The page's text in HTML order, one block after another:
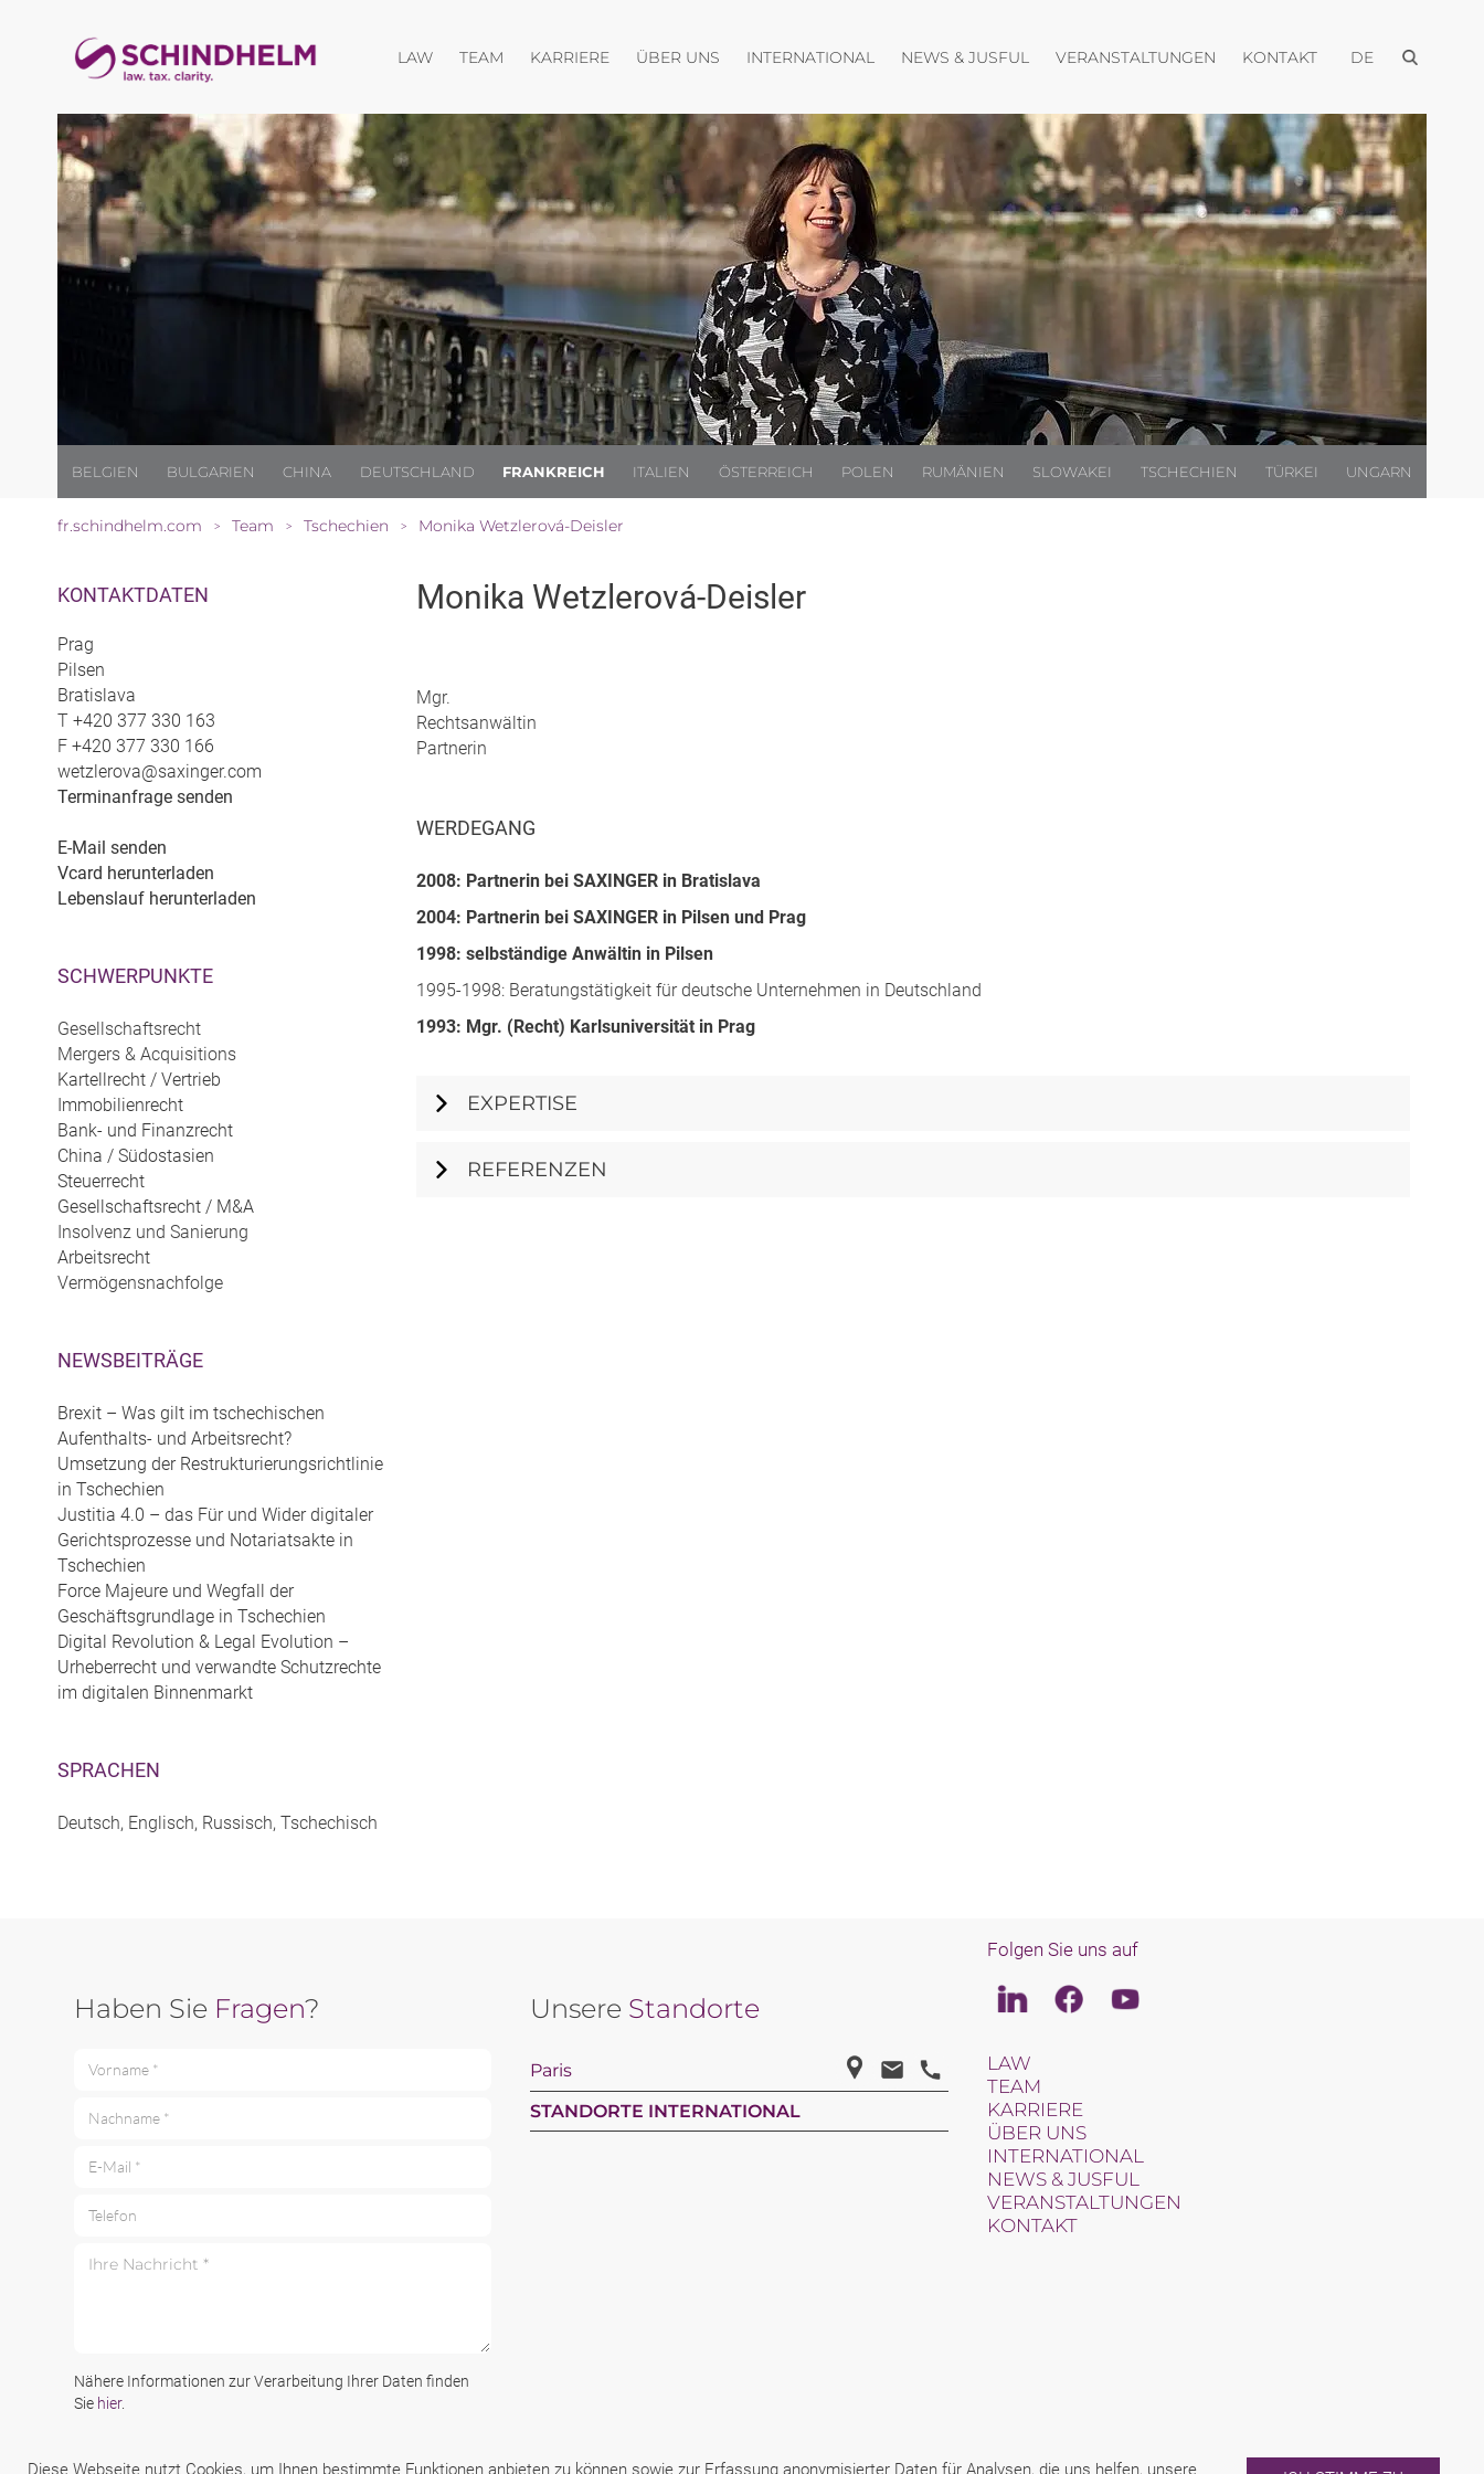
Diese Webseite nutzt Cookies, um Ihnen bestimmte Funktionen anbieten zu können sowie zur Erfassung anonymisierter Daten für Analysen, die uns helfen, unsere
LAWMenü öffnen
TEAM KARRIEREMenü öffnen
ÜBER UNS Menü öffnen
INTERNATIONAL Menü öffnen
NEWS & JUSFUL Menü öffnen
VERANSTALTUNGEN Menü öffnen
KONTAKTMenü öffnen
DE Menü öffnen
BELGIEN BULGARIEN CHINA DEUTSCHLAND FRANKREICH ITALIEN ÖSTERREICH POLEN RUMÄNIEN SLOWAKEI TSCHECHIEN TÜRKEI UNGARN
fr.schindhelm.com > Team > Tschechien > Monika Wetzlerová-Deisler
KONTAKTDATEN
Prag
Pilsen
Bratislava
T +420 377 330 163
F +420 377 330 166
wetzlerova@saxinger.com
Terminanfrage senden
E-Mail senden
Vcard herunterladen
Lebenslauf herunterladen
SCHWERPUNKTE
Gesellschaftsrecht
Mergers & Acquisitions
Kartellrecht / Vertrieb
Immobilienrecht
Bank- und Finanzrecht
China / Südostasien
Steuerrecht
Gesellschaftsrecht / M&A
Insolvenz und Sanierung
Arbeitsrecht
Vermögensnachfolge
NEWSBEITRÄGE
Brexit – Was gilt im tschechischen
Aufenthalts- und Arbeitsrecht?
Umsetzung der Restrukturierungsrichtlinie
in Tschechien
Justitia 4.0 – das Für und Wider digitaler
Gerichtsprozesse und Notariatsakte in
Tschechien
Force Majeure und Wegfall der
Geschäftsgrundlage in Tschechien
Digital Revolution & Legal Evolution –
Urheberrecht und verwandte Schutzrechte
im digitalen Binnenmarkt
SPRACHEN
Deutsch, Englisch, Russisch, Tschechisch
Monika Wetzlerová-Deisler
Mgr.
Rechtsanwältin
Partnerin
WERDEGANG
2008: Partnerin bei SAXINGER in Bratislava
2004: Partnerin bei SAXINGER in Pilsen und Prag
1998: selbständige Anwältin in Pilsen
1995-1998: Beratungstätigkeit für deutsche Unternehmen in Deutschland
1993: Mgr. (Recht) Karlsuniversität in Prag
EXPERTISE
REFERENZEN
Haben Sie Fragen?
Vorname *
Nachname *
E-Mail *
Telefon
Nähere Informationen zur Verarbeitung Ihrer Daten finden
Sie hier.
Unsere Standorte
Paris
STANDORTE INTERNATIONAL
Folgen Sie uns auf
LinkedinFacebookYoutube
LAW
TEAM
KARRIERE
ÜBER UNS
INTERNATIONAL
NEWS & JUSFUL
VERANSTALTUNGEN
KONTAKT